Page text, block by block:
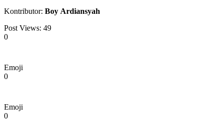
Kontributor: Boy Ardiansyah
Post Views: 49
0
Emoji
0
Emoji
0